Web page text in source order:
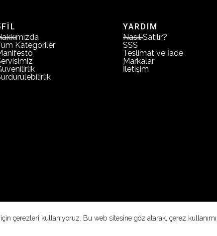
Kategoriler
YARDIM
Nasıl Satılır?
SSS
Teslimat ve İade
Markalar
İletişim
çerezleri kullanıyoruz. Bu web sitesine göz atarak, çerez